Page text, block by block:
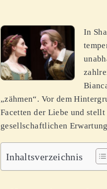
In
„zähmen“. Vor dem
Facetten der Liebe und
gesellschaftlichen
Inhaltsverzeichnis